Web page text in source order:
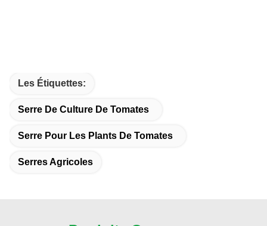
Les Étiquettes:
Serre De Culture De Tomates
Serre Pour Les Plants De Tomates
Serres Agricoles